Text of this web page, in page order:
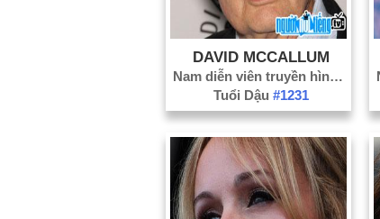
DAVID MCCALLUM
Nam diễn viên truyền hình#634
Tuổi Dậu #1231